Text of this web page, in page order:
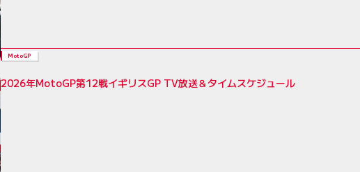
MotoGP
2026年MotoGP第12戦イギリスGP TV放送＆タイムスケジュール